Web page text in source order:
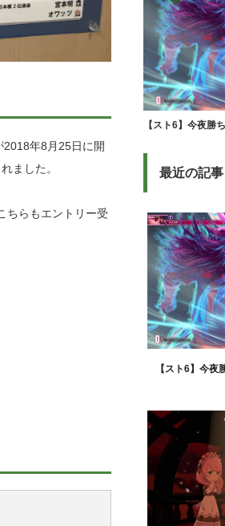
年8月25日に開
ました。
ちらもエントリー受
【スト6】今夜勝
最近の記事
【スト6】今夜